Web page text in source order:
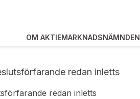
OM AKTIEMARKNADSNÄMNDEN
redan inletts
redan inletts